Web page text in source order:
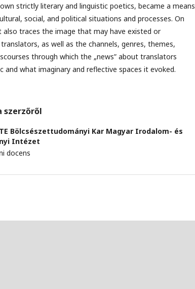
strictly literary and linguistic poetics, became a means
social, and political situations and processes. On
traces the image that may have existed or
as well as the channels, genres, themes,
through which the „news” about translators
and what imaginary and reflective spaces it evoked.
szerzőről
Bölcsészettudományi Kar Magyar Irodalom- és
Intézet
docens